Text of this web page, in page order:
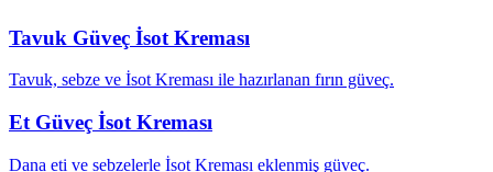
Tavuk Güveç İsot Kreması
Tavuk, sebze ve İsot Kreması ile hazırlanan fırın güveç.
Et Güveç İsot Kreması
Dana eti ve sebzelerle İsot Kreması eklenmiş güveç.